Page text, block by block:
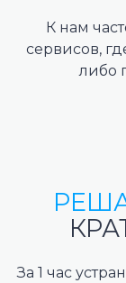
К нам
сервисов,
либо
За 1 час